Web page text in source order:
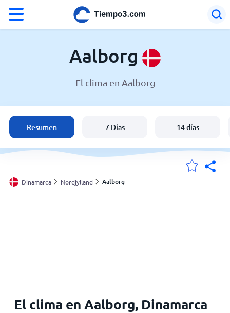
El clima en Aalborg
Dinamarca
España
Argentina
Aalborg
El clima en Aalborg
Resumen 7 Días 14 días
Dinamarca Nordjylland Aalborg
El clima en Aalborg, Dinamarca